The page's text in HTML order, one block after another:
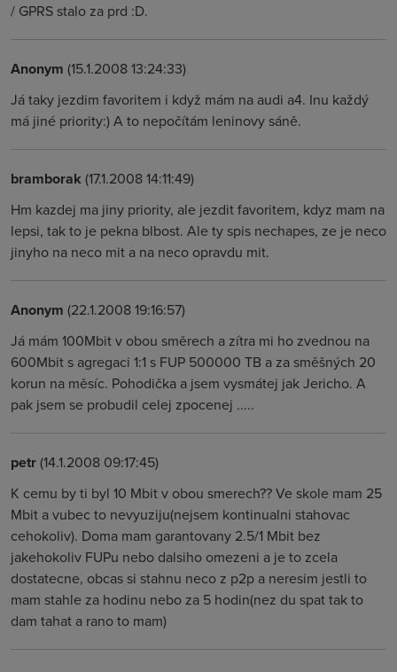
/ GPRS stalo za prd :D.
Anonym (15.1.2008 13:24:33)
Já taky jezdim favoritem i když mám na audi a4. Inu každý
má jiné priority:) A to nepočítám leninovy sáně.
bramborak (17.1.2008 14:11:49)
Hm kazdej ma jiny priority, ale jezdit favoritem, kdyz mam na
lepsi, tak to je pekna blbost. Ale ty spis nechapes, ze je neco
jinyho na neco mit a na neco opravdu mit.
Anonym (22.1.2008 19:16:57)
Já mám 100Mbit v obou směrech a zítra mi ho zvednou na
600Mbit s agregaci 1:1 s FUP 500000 TB a za směšných 20
korun na měsíc. Pohodička a jsem vysmátej jak Jericho. A
pak jsem se probudil celej zpocenej .....
petr(14.1.2008 09:17:45)
K cemu by ti byl 10 Mbit v obou smerech?? Ve skole mam 25
Mbit a vubec to nevyuziju(nejsem kontinualni stahovac
cehokoliv). Doma mam garantovany 2.5/1 Mbit bez
jakehokoliv FUPu nebo dalsiho omezeni a je to zcela
dostatecne, obcas si stahnu neco z p2p a neresim jestli to
mam stahle za hodinu nebo za 5 hodin(nez du spat tak to
dam tahat a rano to mam)